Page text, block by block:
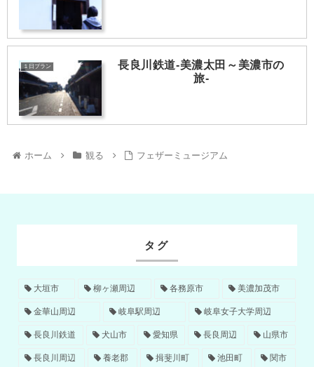
１日プラン
長良川鉄道-美濃太田～美濃市の
旅-
ホーム 観る フェザーミュージアム
タグ
大垣市 柳ヶ瀬周辺 各務原市 美濃加茂市
金華山周辺 岐阜駅周辺 岐阜女子大学周辺
長良川鉄道 犬山市 愛知県 長良周辺 山県市
長良川周辺 養老郡 揖斐川町 池田町 関市